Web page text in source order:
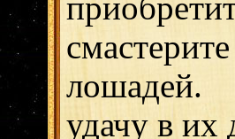
удачу в их